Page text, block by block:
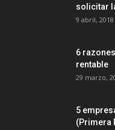
solicitar
9 abril, 2018
6
rentable
29 marzo,
5
(Primera